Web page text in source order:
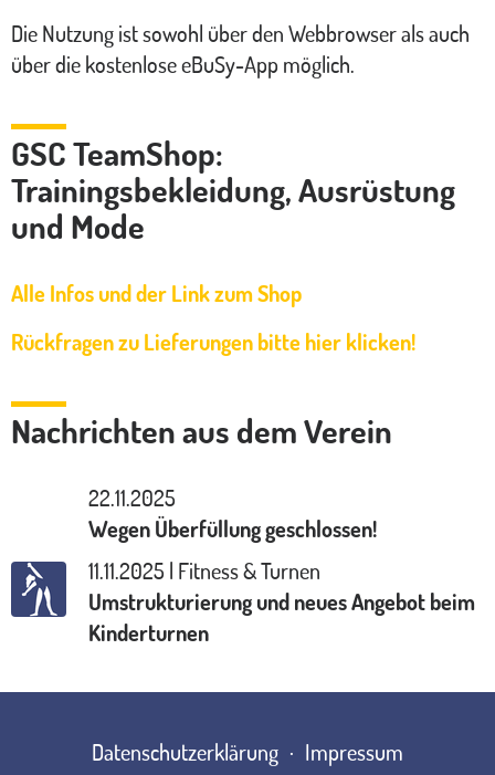
Die Nutzung ist sowohl über den Webbrowser als auch
über die kostenlose eBuSy-App möglich.
GSC TeamShop:
Trainingsbekleidung, Ausrüstung
und Mode
Alle Infos und der Link zum Shop
Rückfragen zu Lieferungen bitte hier klicken!
Nachrichten aus dem Verein
22.11.2025
Wegen Überfüllung geschlossen!
11.11.2025 | Fitness & Turnen
Umstrukturierung und neues Angebot beim
Kinderturnen
Datenschutzerklärung Impressum